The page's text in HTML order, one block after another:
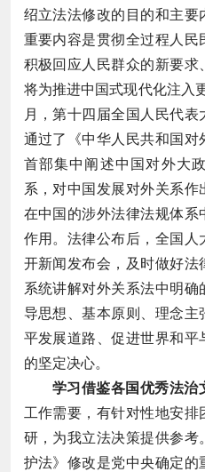
绍立法法修改的目的和主
重要内容是贯彻全过程人民
积极回应人民群众的新要
将为推进中国式现代化注入
月，第十四届全国人民代
通过了《中华人民共和国
首部集中阐述中国对外大
系，对中国发展对外关系作
在中国的涉外法律法规体
作用。法律公布后，全国
开新闻发布会，及时做好法
系统讲解对外关系法中明
导思想、基本原则、理念
平发展道路、促进世界和平
的坚定决心。
学习借鉴各国优秀法治
工作需要，有针对性地安
研，为我立法决策提供参
护法》修改是党中央确定的